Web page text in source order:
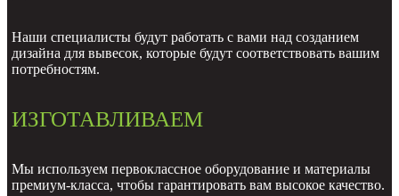
Наши специалисты будут работать с вами над созданием
дизайна для вывесок, которые будут соответствовать вашим
потребностям.
ИЗГОТАВЛИВАЕМ
Мы используем первоклассное оборудование и материалы
премиум-класса, чтобы гарантировать вам высокое качество.